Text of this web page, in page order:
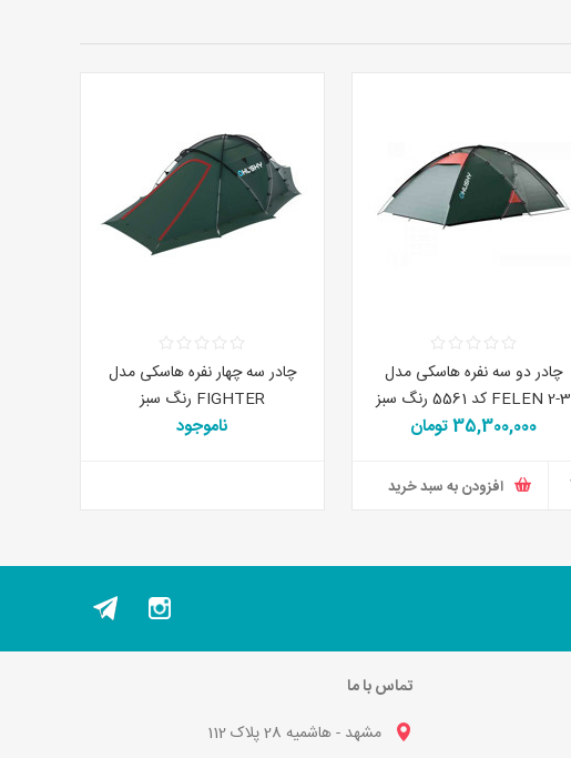
چادر دو سه نفره هاسکی مدل
FELEN 2-3 کد 5561 رنگ سبز
35,300,000 تومان
افزودن به سبد خرید
چادر سه چهار نفره هاسکی مدل
FIGHTER رنگ سبز
ناموجود
تماس با ما
مشهد - هاشمیه 28 پلاک 112